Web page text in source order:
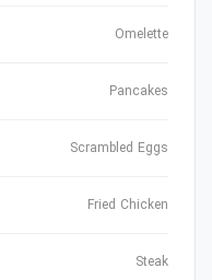
Omelette
Pancakes
Scrambled Eggs
Fried Chicken
Steak